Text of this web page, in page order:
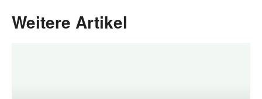
Weitere Artikel